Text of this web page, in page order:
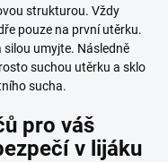
strukturou. Vždy
pouze na první utěrku.
umyjte. Následně
suchou utěrku a sklo
sucha.
pro váš
v lijáku